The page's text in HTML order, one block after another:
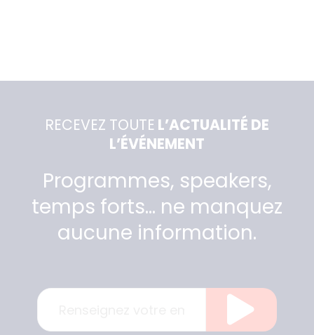
RECEVEZ TOUTE L’ACTUALITÉ DE
L’ÉVÉNEMENT
Programmes, speakers,
temps forts… ne manquez
aucune information.